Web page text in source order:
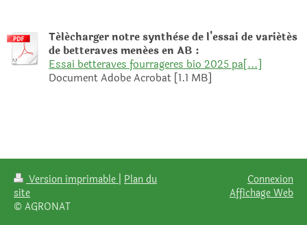
Télécharger notre synthèse de l'essai de variétés
de betteraves menées en AB :
Essai betteraves fourrageres bio 2025 pa[...]
Document Adobe Acrobat [1.1 MB]
Version imprimable Plan du
site
© AGRONAT
Connexion
Affichage Web